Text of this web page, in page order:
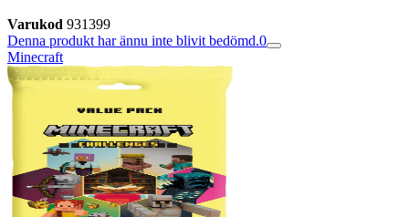
Varukod 931399
Denna produkt har ännu inte blivit bedömd.0
Minecraft